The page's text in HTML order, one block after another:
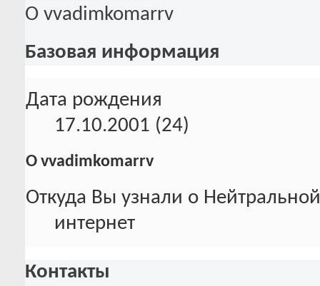
О vvadimkomarrv
Базовая информация
Дата рождения
17.10.2001 (24)
О vvadimkomarrv
Откуда Вы узнали о
интернет
Контакты